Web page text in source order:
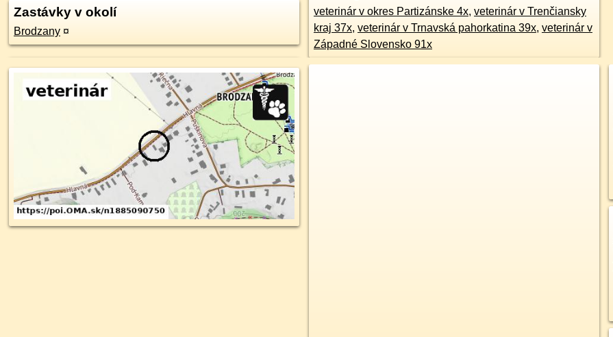
Zastávky v okolí
Brodzany ¤
veterinár v okres Partizánske 4x, veterinár v Trenčiansky
kraj 37x, veterinár v Trnavská pahorkatina 39x, veterinár v
Západné Slovensko 91x